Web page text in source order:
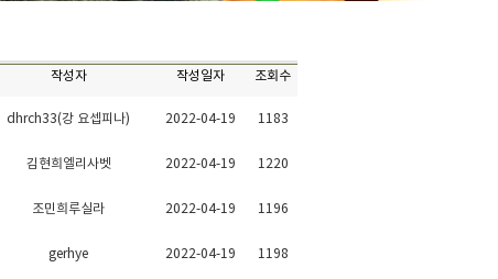
작성자 작성일자 조회수
dhrch33(강 요셉피나) 2022-04-19 1183
김현희엘리사벳 2022-04-19 1220
조민희루실라 2022-04-19 1196
gerhye 2022-04-19 1198